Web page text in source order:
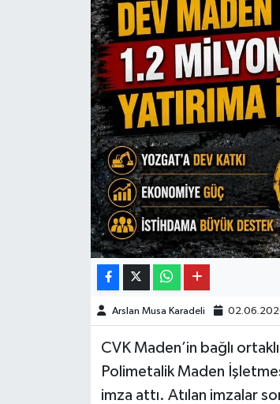
Arslan Musa Karadeli
CVK Maden’in bağlı
Polimetalik Maden
imza attı. Atılan imzalar